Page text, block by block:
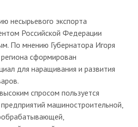
несырьевого экспорта
Российской Федерации
По мнению Губернатора Игоря
сформирован
для наращивания и развития
спросом пользуется
машиностроительной,